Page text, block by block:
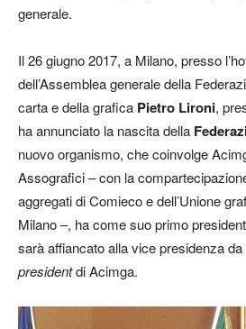
generale.
Il 26 giugno 2017, a Milano, presso
dell’Assemblea generale della
carta e della grafica Pietro Lironi,
ha annunciato la nascita della
nuovo organismo, che coinvolge
Assografici – con la
aggregati di Comieco e dell’Unione
Milano –, ha come suo primo
sarà affiancato alla vice presidenza da
presidentdi Acimga.